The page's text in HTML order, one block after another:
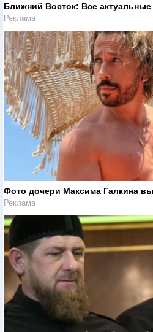
Ближний Восток: Все
Реклама
Фото дочери Максима Галкина
Реклама